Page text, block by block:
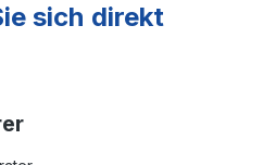
sich direkt